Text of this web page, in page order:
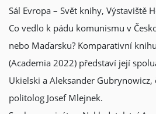
Sál Evropa – Svět knihy, Výstaviště
Co vedlo k pádu komunismu v
nebo Maďarsku? Komparativní
(Academia 2022) představí její
Ukielski a Aleksander
politolog Josef Mlejnek.